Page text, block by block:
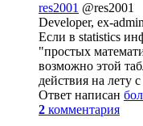
res2001 @res2001
Developer, ex-admin
Если в statistics
"простых
возможно этой
действия на лету
Ответ написан
2 комментария